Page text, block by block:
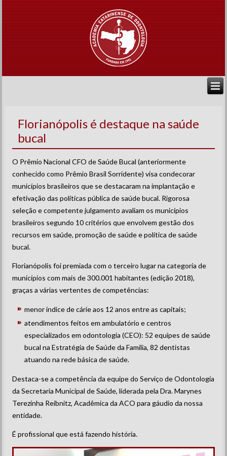
Florianópolis é destaque na saúde
bucal
O Prêmio Nacional CFO de Saúde Bucal (anteriormente
conhecido como Prêmio Brasil Sorridente) visa condecorar
municípios brasileiros que se destacaram na implantação e
efetivação das políticas pública de saúde bucal. Rigorosa
seleção e competente julgamento avaliam os municípios
brasileiros segundo 10 critérios que envolvem gestão dos
recursos em saúde, promoção de saúde e política de saúde
bucal.
Florianópolis foi premiada com o terceiro lugar na categoria de
municípios com mais de 300.001 habitantes (edição 2018),
graças a várias vertentes de competências:
menor índice de cárie aos 12 anos entre as capitais;
atendimentos feitos em ambulatório e centros
especializados em odontologia (CEO): 52 equipes de saúde
bucal na Estratégia de Saúde da Família, 82 dentistas
atuando na rede básica de saúde.
Destaca-se a competência da equipe do Serviço de Odontologia
da Secretaria Municipal de Saúde, liderada pela Dra. Marynes
Terezinha Reibnitz, Acadêmica da ACO para gáudio da nossa
entidade.
É profissional que está fazendo história.